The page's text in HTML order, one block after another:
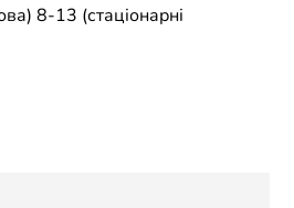
8-13 (стаціонарні